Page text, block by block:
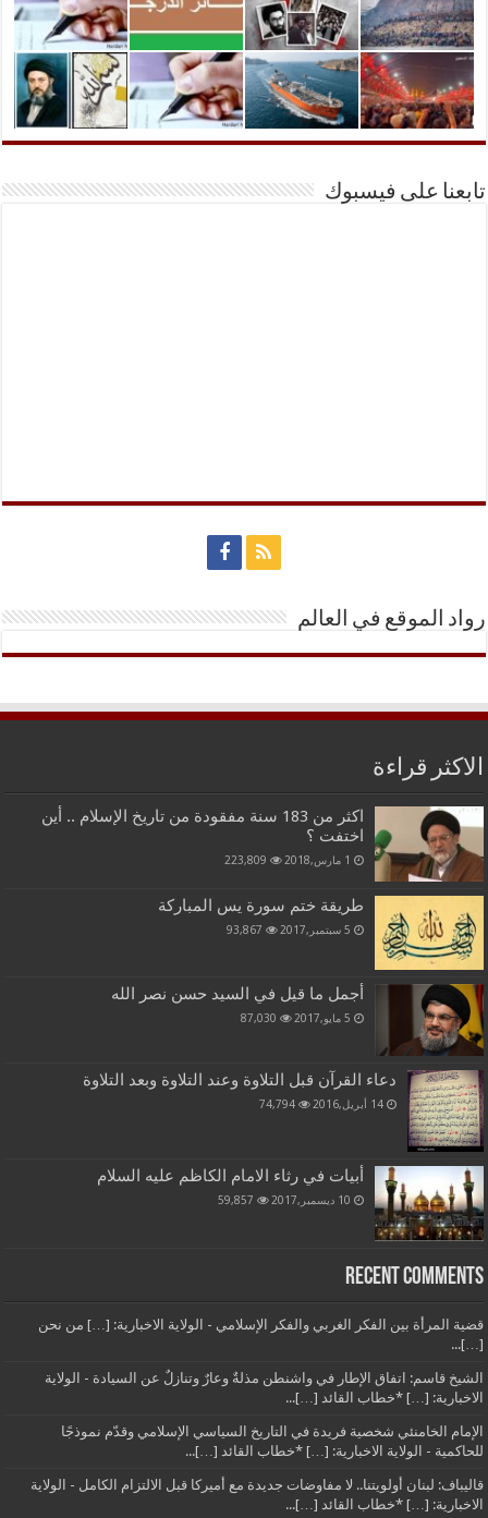
تابعنا على فيسبوك
رواد الموقع في العالم
الاكثر قراءة
اكثر من 183 سنة مفقودة من تاريخ الإسلام .. أين
اختفت ؟
1 مارس,2018 223,809
طريقة ختم سورة يس المباركة
5 سبتمبر,2017 93,867
أجمل ما قيل في السيد حسن نصر الله
5 مايو,2017 87,030
دعاء القرآن قبل التلاوة وعند التلاوة وبعد التلاوة
14 أبريل,2016 74,794
أبيات في رثاء الامام الكاظم عليه السلام
10 ديسمبر,2017 59,857
Recent Comments
قضية المرأة بين الفكر الغربي والفكر الإسلامي - الولاية الاخبارية: […] من نحن
[…]...
الشيخ قاسم: اتفاق الإطار في واشنطن مذلةٌ وعارٌ وتنازلٌ عن السيادة - الولاية
الاخبارية: […] *خطاب القائد […]...
الإمام الخامنئي شخصية فريدة في التاريخ السياسي الإسلامي وقدّم نموذجًا
للحاكمية - الولاية الاخبارية: […] *خطاب القائد […]...
قاليباف: لبنان أولويتنا.. لا مفاوضات جديدة مع أميركا قبل الالتزام الكامل - الولاية
الاخبارية: […] *خطاب القائد […]...